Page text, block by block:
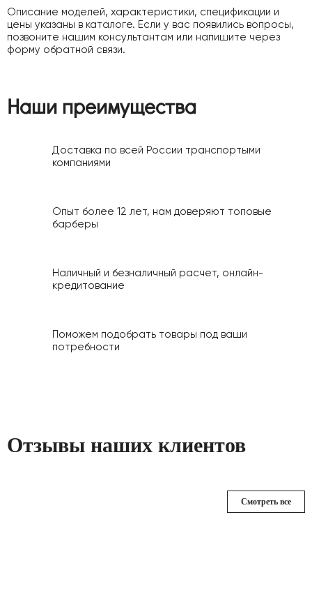
Описание моделей, характеристики, спецификации и
цены указаны в каталоге. Если у вас появились вопросы,
позвоните нашим консультантам или напишите через
форму обратной связи.
Наши преимущества
Доставка по всей России транспортыми
компаниями
Опыт более 12 лет, нам доверяют топовые
барберы
Наличный и безналичный расчет, онлайн-
кредитование
Поможем подобрать товары под ваши
потребности
Отзывы наших клиентов
Смотреть все